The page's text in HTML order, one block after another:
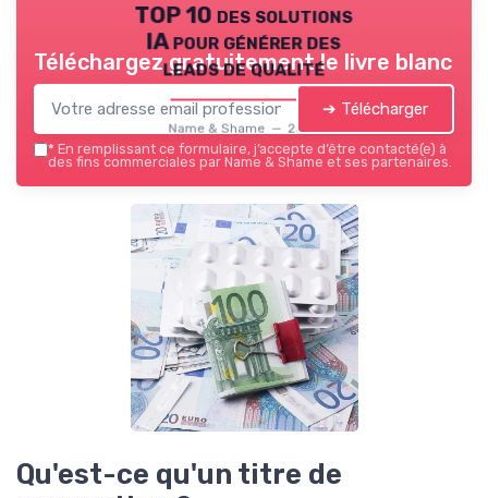
TOP 10 des solutions
IA pour générer des
leads de qualité
Name & Shame — 2026
Téléchargez gratuitement le livre blanc
➔ Télécharger
* En remplissant ce formulaire, j’accepte d’être contacté(e) à
des fins commerciales par Name & Shame et ses partenaires.
Qu'est-ce qu'un titre de